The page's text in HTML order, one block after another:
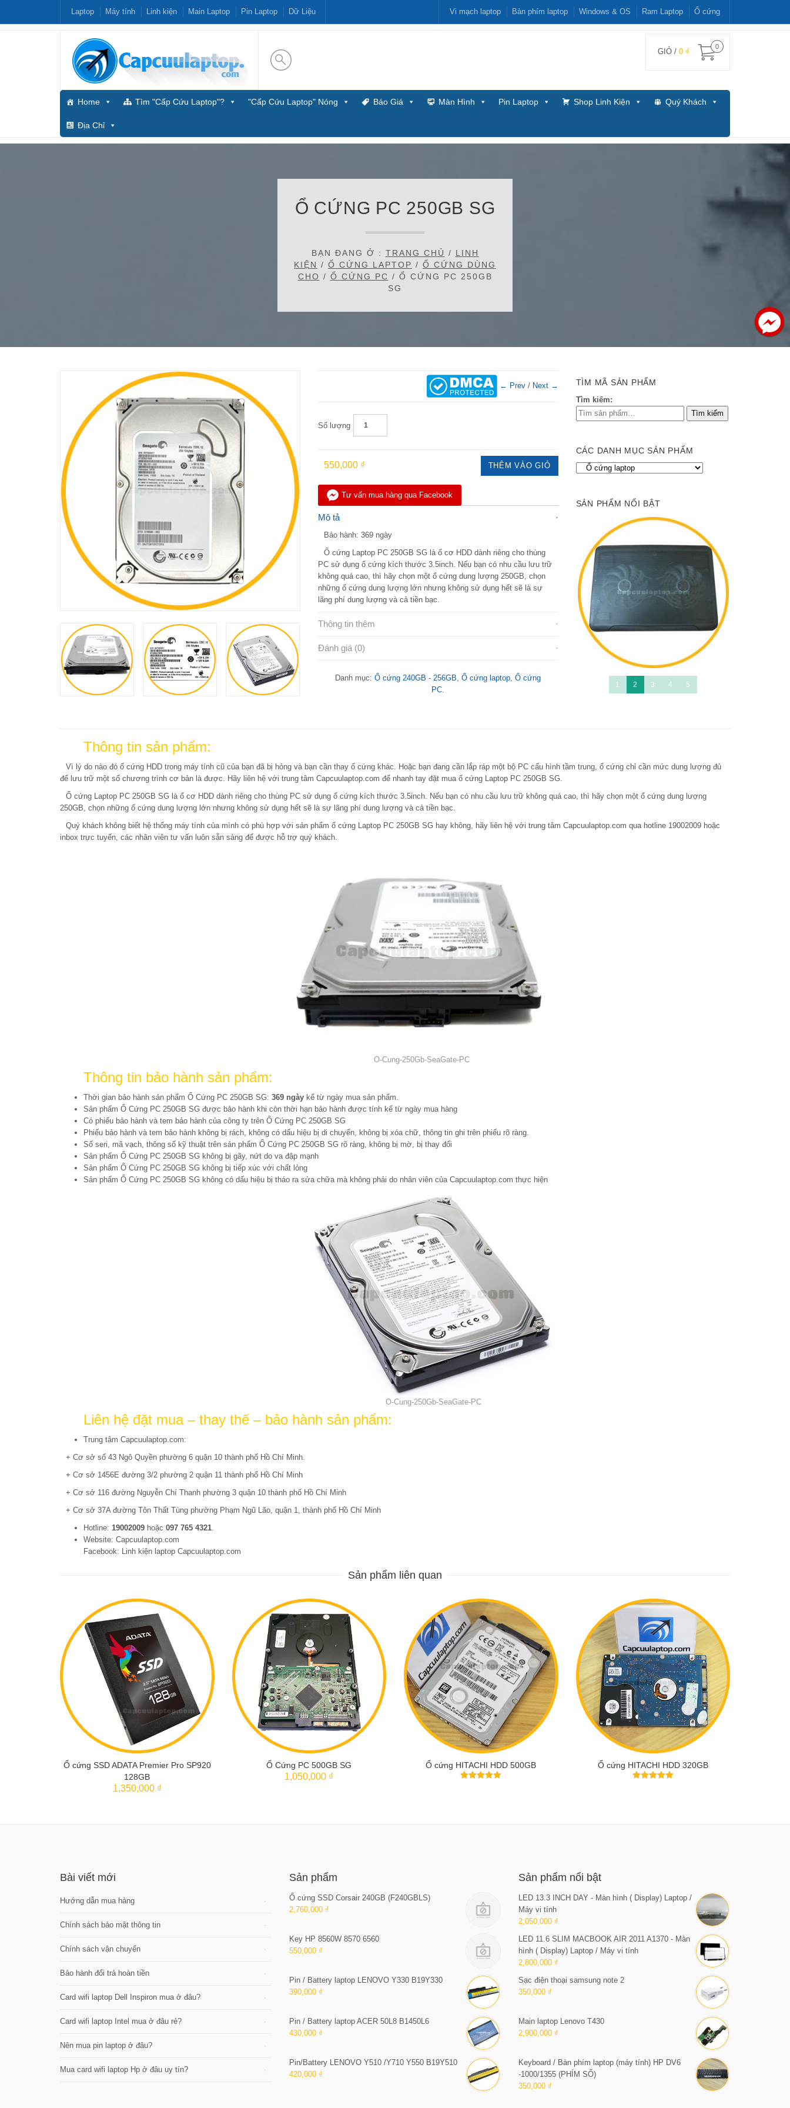
Laptop Máy tính Linh kiện Main Laptop Pin Laptop Dữ Liệu Vi mạch laptop Bàn phím laptop Windows & OS Ram Laptop Ổ cứng
GIỎ / 0 ₫
0
Home Tìm "Cấp Cứu Laptop"? "Cấp Cứu Laptop" Nóng Báo Giá Màn Hình Pin Laptop Shop Linh Kiện Quý Khách
Địa Chỉ
Ổ CỨNG PC 250GB SG
BẠN ĐANG Ở : TRANG CHỦ / LINH
KIỆN / Ổ CỨNG LAPTOP / Ổ CỨNG DÙNG
CHO / Ổ CỨNG PC / Ổ CỨNG PC 250GB
SG
← Prev/ Next →
Số lượng
550,000 ₫ THÊM VÀO GIỎ
Tư vấn mua hàng qua Facebook
Mô tả
Bảo hành: 369 ngày
Ổ cứng Laptop PC 250GB SG là ổ cơ HDD dành riêng cho thùng
PC sử dụng ổ cứng kích thước 3.5inch. Nếu bạn có nhu cầu lưu trữ
không quá cao, thì hãy chọn một ổ cứng dung lượng 250GB, chọn
những ổ cứng dung lượng lớn nhưng không sử dụng hết sẽ là sự
lãng phí dung lượng và cả tiền bạc.
Thông tin thêm
Đánh giá (0)
Danh mục:Ổ cứng 240GB - 256GB,Ổ cứng laptop,Ổ cứng
PC.
TÌM MÃ SẢN PHẨM
Tìm kiếm:
CÁC DANH MỤC SẢN PHẨM
SẢN PHẨM NỔI BẬT
1 2 3 4 5
Thông tin sản phẩm:
Vì lý do nào đó ổ cứng HDD trong máy tính cũ của bạn đã bị hỏng và bạn cần thay ổ cứng khác. Hoặc bạn đang cần lắp ráp một bộ PC cấu hình tầm trung, ổ cứng chỉ cần mức dung lượng đủ
để lưu trữ một số chương trình cơ bản là được. Hãy liên hệ với trung tâm Capcuulaptop.com để nhanh tay đặt mua ổ cứng Laptop PC 250GB SG.
Ổ cứng Laptop PC 250GB SG là ổ cơ HDD dành riêng cho thùng PC sử dụng ổ cứng kích thước 3.5inch. Nếu bạn có nhu cầu lưu trữ không quá cao, thì hãy chọn một ổ cứng dung lượng
250GB, chọn những ổ cứng dung lượng lớn nhưng không sử dụng hết sẽ là sự lãng phí dung lượng và cả tiền bạc.
Quý khách không biết hệ thống máy tính của mình có phù hợp với sản phẩm ổ cứng Laptop PC 250GB SG hay không, hãy liên hệ với trung tâm Capcuulaptop.com qua hotline 19002009 hoặc
inbox trực tuyến, các nhân viên tư vấn luôn sẵn sàng để được hỗ trợ quý khách.
O-Cung-250Gb-SeaGate-PC
Thông tin bảo hành sản phẩm:
Thời gian bảo hành sản phẩm Ổ Cứng PC 250GB SG: 369 ngày kể từ ngày mua sản phẩm.
Sản phẩm Ổ Cứng PC 250GB SG được bảo hành khi còn thời hạn bảo hành được tính kể từ ngày mua hàng
Có phiếu bảo hành và tem bảo hành của công ty trên Ổ Cứng PC 250GB SG
Phiếu bảo hành và tem bảo hành không bị rách, không có dấu hiệu bị di chuyển, không bị xóa chữ, thông tin ghi trên phiếu rõ ràng.
Số seri, mã vạch, thông số kỹ thuật trên sản phẩm Ổ Cứng PC 250GB SG rõ ràng, không bị mờ, bị thay đổi
Sản phẩm Ổ Cứng PC 250GB SG không bị gãy, nứt do va đập mạnh
Sản phẩm Ổ Cứng PC 250GB SG không bị tiếp xúc với chất lỏng
Sản phẩm Ổ Cứng PC 250GB SG không có dấu hiệu bị tháo ra sửa chữa mà không phải do nhân viên của Capcuulaptop.com thực hiện
O-Cung-250Gb-SeaGate-PC
Liên hệ đặt mua – thay thế – bảo hành sản phẩm:
Trung tâm Capcuulaptop.com:
+ Cơ sở số 43 Ngô Quyền phường 6 quận 10 thành phố Hồ Chí Minh.
+ Cơ sở 1456E đường 3/2 phường 2 quận 11 thành phố Hồ Chí Minh
+ Cơ sở 116 đường Nguyễn Chí Thanh phường 3 quận 10 thành phố Hồ Chí Minh
+ Cơ sở 37A đường Tôn Thất Tùng phường Phạm Ngũ Lão, quận 1, thành phố Hồ Chí Minh
Hotline: 19002009 hoặc 097 765 4321.
Website: Capcuulaptop.com
Facebook: Linh kiện laptop Capcuulaptop.com
Sản phẩm liên quan
THÊM VÀO GIỎ
Ổ cứng SSD ADATA Premier Pro SP920
128GB
1,350,000 ₫
Ổ Cứng PC 500GB SG
1,050,000 ₫
Ổ cứng HITACHI HDD 500GB Ổ cứng HITACHI HDD 320GB
Bài viết mới
Hướng dẫn mua hàng
Chính sách bảo mật thông tin
Chính sách vận chuyển
Bảo hành đổi trả hoàn tiền
Card wifi laptop Dell Inspiron mua ở đâu?
Card wifi laptop Intel mua ở đâu rẻ?
Nên mua pin laptop ở đâu?
Mua card wifi laptop Hp ở đâu uy tín?
Sản phẩm
Ổ cứng SSD Corsair 240GB (F240GBLS)
2,760,000 ₫
Key HP 8560W 8570 6560
550,000 ₫
Pin / Battery laptop LENOVO Y330 B19Y330
390,000 ₫
Pin / Battery laptop ACER 50L8 B1450L6
430,000 ₫
Pin/Battery LENOVO Y510 /Y710 Y550 B19Y510
420,000 ₫
Sản phẩm nổi bật
LED 13.3 INCH DAY - Màn hình ( Display) Laptop /
Máy vi tính
2,050,000 ₫
LED 11.6 SLIM MACBOOK AIR 2011 A1370 - Màn
hình ( Display) Laptop / Máy vi tính
2,800,000 ₫
Sạc điện thoại samsung note 2
350,000 ₫
Main laptop Lenovo T430
2,900,000 ₫
Keyboard / Bàn phím laptop (máy tính) HP DV6
-1000/1355 (PHÍM SỐ)
350,000 ₫